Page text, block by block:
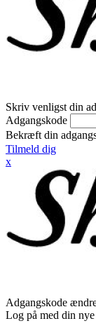
Skriv venligst din
Adgangskode
Bekræft din
Tilmeld dig
x
Adgangskode
Log på med din nye